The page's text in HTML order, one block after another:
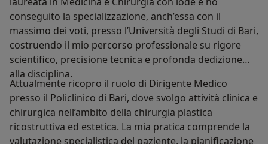
conseguito la specializzazione, anch’essa con il
massimo dei voti, presso l’Università degli Studi di Bari,
costruendo il mio percorso professionale su rigore
scientifico, precisione tecnica e profonda dedizione
alla disciplina.
Attualmente ricopro il ruolo di Dirigente Medico
presso il Policlinico di Bari, dove svolgo attività clinica e
chirurgica nell’ambito della chirurgia plastica
ricostruttiva ed estetica. La mia pratica comprende la
valutazione specialistica del paziente, la pianificazione